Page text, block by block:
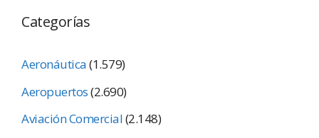
Categorías
Aeronáutica(1.579)
Aeropuertos(2.690)
Aviación Comercial(2.148)